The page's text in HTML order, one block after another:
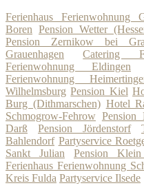
Ferienhaus Ferienwohnung
Boren Pension Wetter
Pension Zernikow bei
Grauenhagen
Catering
Ferienwohnung Eldingen
Ferienwohnung
Wilhelmsburg Pension Kiel
Burg (Dithmarschen) Hotel
Schmogrow-Fehrow Pension
Darß
Pension Jördenstorf
Bahlendorf Partyservice
Sankt Julian
Pension
Ferienhaus Ferienwohnung
Kreis Fulda Partyservice Ilsede